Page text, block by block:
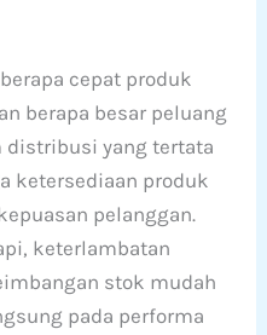
cepat produk
berapa besar peluang
distribusi yang tertata
ketersediaan produk
pelanggan.
keterlambatan
stok mudah
pada performa